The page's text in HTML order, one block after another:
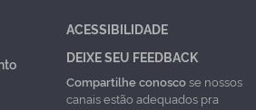
ACESSIBILIDADE
DEIXE SEU FEEDBACK
Compartilhe conoscose nossos
canais estão adequados pra